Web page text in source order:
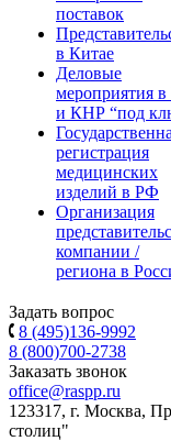
поставок
в Китае
Деловые
мероприятия
и КНР “под
регистрация
медицинских
изделий в РФ
Организация
компании /
региона в
Задать вопрос
8 (495)136-9992
8 (800)700-2738
Заказать звонок
office@raspp.ru
123317, г. Москва,
столиц"